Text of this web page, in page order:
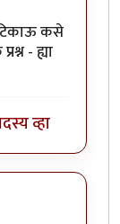
कसे
- ह्या
व्हा